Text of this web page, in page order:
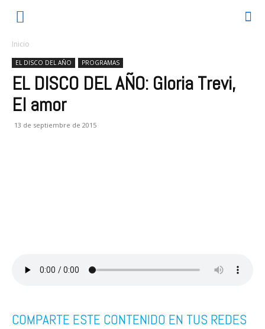
Inicio
EL DISCO DEL AÑO PROGRAMAS
EL DISCO DEL AÑO: Gloria Trevi,
El amor
13 de septiembre de 2015
COMPARTE ESTE CONTENIDO EN TUS REDES